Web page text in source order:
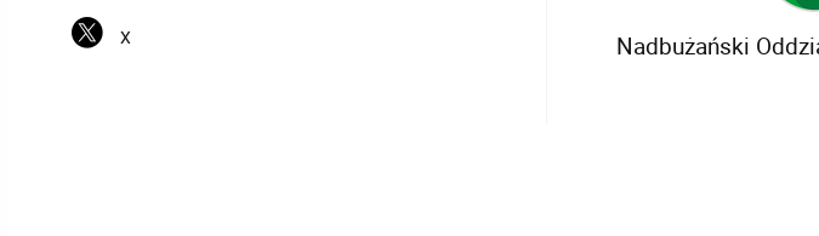
X Nadbużański